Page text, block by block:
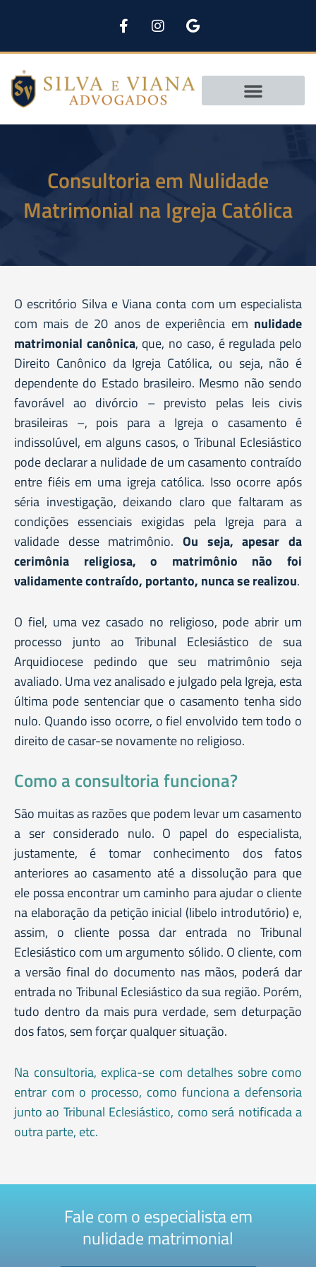
para
o
conteúdo
Consultoria em Nulidade
Matrimonial na Igreja Católica
O escritório Silva e Viana conta com um especialista
com mais de 20 anos de experiência em nulidade
matrimonial canônica, que, no caso, é regulada pelo
Direito Canônico da Igreja Católica, ou seja, não é
dependente do Estado brasileiro. Mesmo não sendo
favorável ao divórcio – previsto pelas leis civis
brasileiras –, pois para a Igreja o casamento é
indissolúvel, em alguns casos, o Tribunal Eclesiástico
pode declarar a nulidade de um casamento contraído
entre fiéis em uma igreja católica. Isso ocorre após
séria investigação, deixando claro que faltaram as
condições essenciais exigidas pela Igreja para a
validade desse matrimônio. Ou seja, apesar da
cerimônia religiosa, o matrimônio não foi
validamente contraído, portanto, nunca se realizou.
O fiel, uma vez casado no religioso, pode abrir um
processo junto ao Tribunal Eclesiástico de sua
Arquidiocese pedindo que seu matrimônio seja
avaliado. Uma vez analisado e julgado pela Igreja, esta
última pode sentenciar que o casamento tenha sido
nulo. Quando isso ocorre, o fiel envolvido tem todo o
direito de casar-se novamente no religioso.
Como a consultoria funciona?
São muitas as razões que podem levar um casamento
a ser considerado nulo. O papel do especialista,
justamente, é tomar conhecimento dos fatos
anteriores ao casamento até a dissolução para que
ele possa encontrar um caminho para ajudar o cliente
na elaboração da petição inicial (libelo introdutório) e,
assim, o cliente possa dar entrada no Tribunal
Eclesiástico com um argumento sólido. O cliente, com
a versão final do documento nas mãos, poderá dar
entrada no Tribunal Eclesiástico da sua região. Porém,
tudo dentro da mais pura verdade, sem deturpação
dos fatos, sem forçar qualquer situação.
Na consultoria, explica-se com detalhes sobre como
entrar com o processo, como funciona a defensoria
junto ao Tribunal Eclesiástico, como será notificada a
outra parte, etc.
Fale com o especialista em
nulidade matrimonial